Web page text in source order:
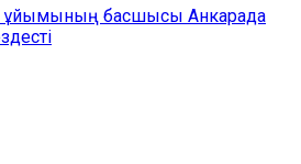
ұйымының басшысы Анкарада